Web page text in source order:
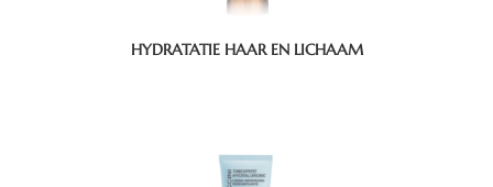
HYDRATATIE HAAR EN LICHAAM